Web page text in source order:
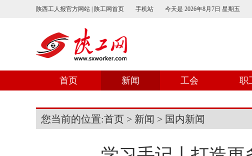
陕西工人报官方网站 | 陕工网首页 手机站 今天是 2026年8月7日 星期五
首页 新闻 工会 职
您当前的位置:首页 > 新闻 > 国内新闻